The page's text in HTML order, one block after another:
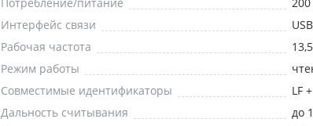
Интерфейс связи
USB
Рабочая частота
Режим работы
Совместимые идентификаторы
LF
Дальность считывания
до